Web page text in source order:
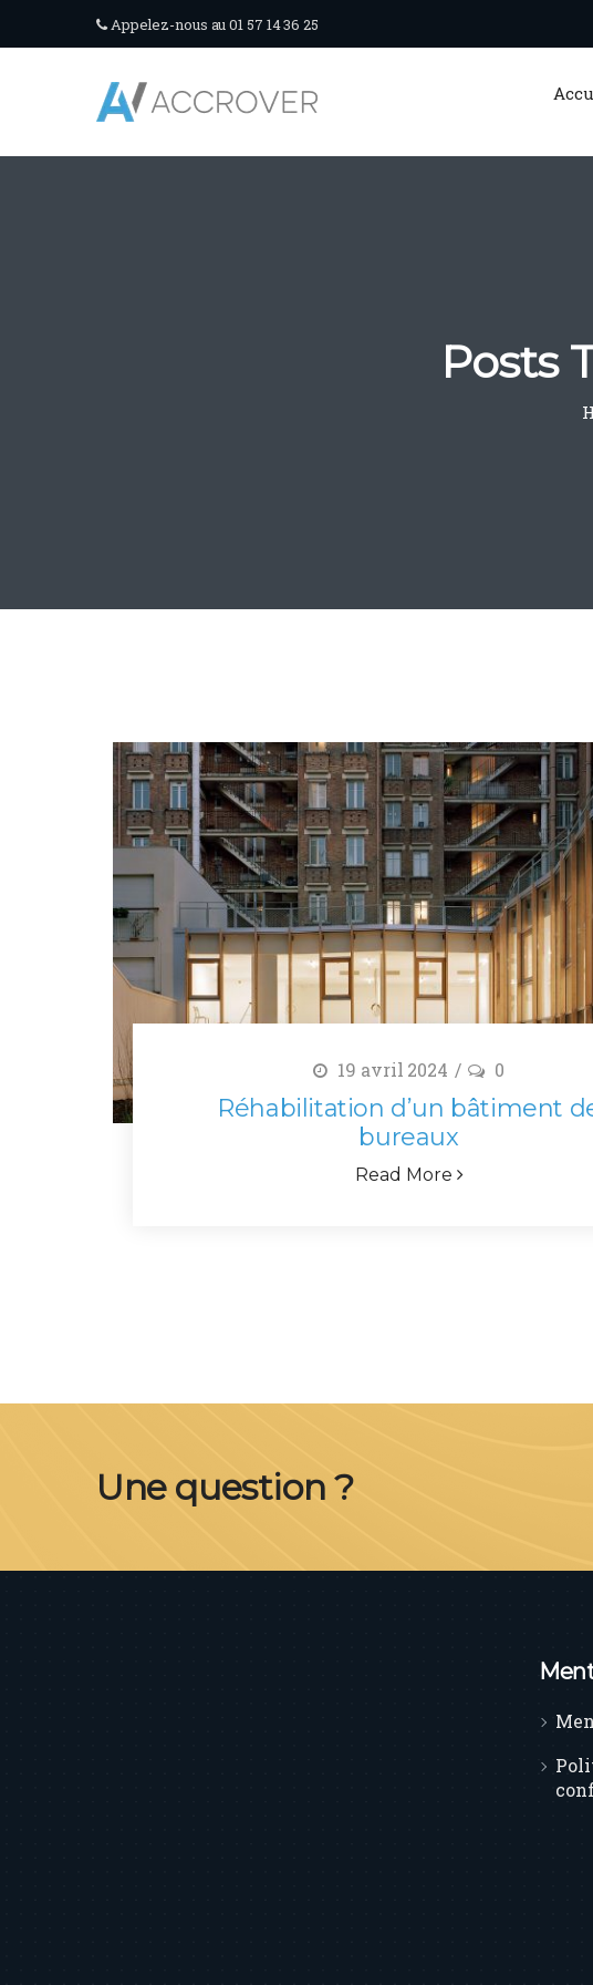
Appelez-nous au 01 57 14 36 25
Posts
19 avril 2024 0
Réhabilitation d’un bâtiment
bureaux
Read More
Une question ?